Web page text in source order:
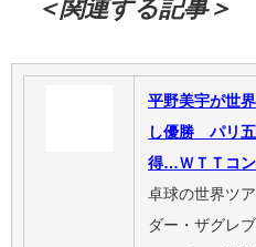
＜関連する記事＞
平野美宇が世
し優勝 パリ五
得…ＷＴＴコ
卓球の世界ツ
ダー・ザグレ